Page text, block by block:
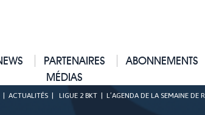
PARTENAIRES ABONNEMENTS
MÉDIAS
ACTUALITÉS LIGUE 2 BKT L’AGENDA DE LA SEMAINE DE